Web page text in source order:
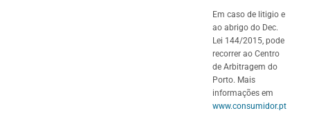
Em caso de litigio e
ao abrigo do Dec.
Lei 144/2015, pode
recorrer ao Centro
de Arbitragem do
Porto. Mais
informações em
www.consumidor.pt